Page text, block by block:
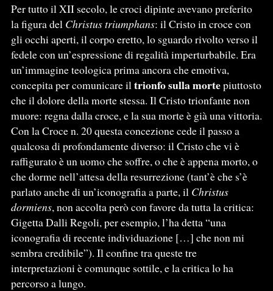
Per tutto il XII secolo, le croci dipinte avevano preferito
la figura del Christus triumphans: il Cristo in croce con
gli occhi aperti, il corpo eretto, lo sguardo rivolto verso il
fedele con un’espressione di regalità imperturbabile. Era
un’immagine teologica prima ancora che emotiva,
concepita per comunicare il trionfo sulla mortepiuttosto
che il dolore della morte stessa. Il Cristo trionfante non
muore: regna dalla croce, e la sua morte è già una vittoria.
Con la Croce n. 20 questa concezione cede il passo a
qualcosa di profondamente diverso: il Cristo che vi è
raffigurato è un uomo che soffre, o che è appena morto, o
che dorme nell’attesa della resurrezione (tant’è che s’è
parlato anche di un’iconografia a parte, il Christus
dormiens, non accolta però con favore da tutta la critica:
Gigetta Dalli Regoli, per esempio, l’ha detta “una
iconografia di recente individuazione […] che non mi
sembra credibile”). Il confine tra queste tre
interpretazioni è comunque sottile, e la critica lo ha
percorso a lungo.